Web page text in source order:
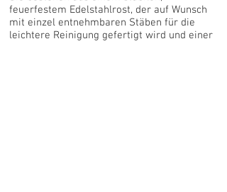
feuerfestem Edelstahlrost, der auf Wunsch
mit einzel entnehmbaren Stäben für die
leichtere Reinigung gefertigt wird und einer